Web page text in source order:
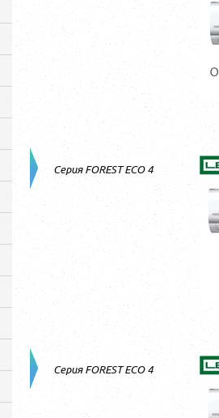
Серия FOREST ECO 4
Серия FOREST ECO 4